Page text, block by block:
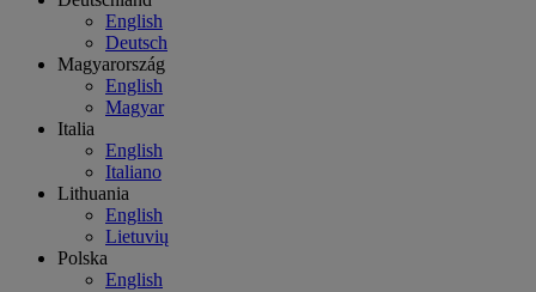
English
Deutsch
Magyarország
English
Magyar
Italia
English
Italiano
Lithuania
English
Lietuvių
Polska
English